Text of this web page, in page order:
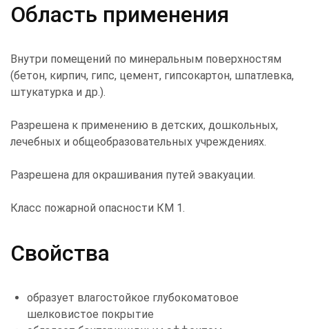
Область применения
Внутри помещений по минеральным поверхностям
(бетон, кирпич, гипс, цемент, гипсокартон, шпатлевка,
штукатурка и др.).
Разрешена к применению в детских, дошкольных,
лечебных и общеобразовательных учреждениях.
Разрешена для окрашивания путей эвакуации.
Класс пожарной опасности КМ 1.
Свойства
образует влагостойкое глубокоматовое
шелковистое покрытие